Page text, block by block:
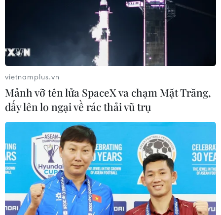
Cảnh báo mã độc chiếm quyền điện thoại,
trộm tiền tài khoản
28/09/2023 08:33
Thủ đoạn lừa cài đặt ứng dụng giả mạo của cơ quan
nhà nước như thuế, bảo hiểm xã hội, điện lực... có chứa
vietnamplus.vn
Mảnh vỡ tên lửa SpaceX va chạm Mặt Trăng,
dấy lên lo ngại về rác thải vũ trụ